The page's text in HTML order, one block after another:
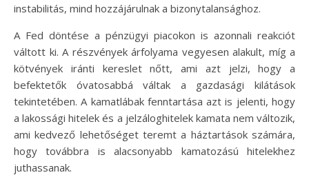
instabilitás, mind hozzájárulnak a bizonytalansághoz.
A Fed döntése a pénzügyi piacokon is azonnali reakciót
váltott ki. A részvények árfolyama vegyesen alakult, míg a
kötvények iránti kereslet nőtt, ami azt jelzi, hogy a
befektetők óvatosabbá váltak a gazdasági kilátások
tekintetében. A kamatlábak fenntartása azt is jelenti, hogy
a lakossági hitelek és a jelzáloghitelek kamata nem változik,
ami kedvező lehetőséget teremt a háztartások számára,
hogy továbbra is alacsonyabb kamatozású hitelekhez
juthassanak.